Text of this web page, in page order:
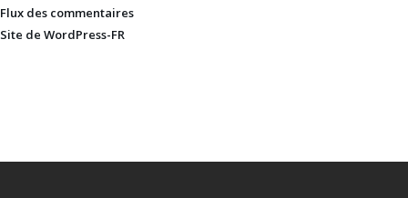
Flux des commentaires
Site de WordPress-FR